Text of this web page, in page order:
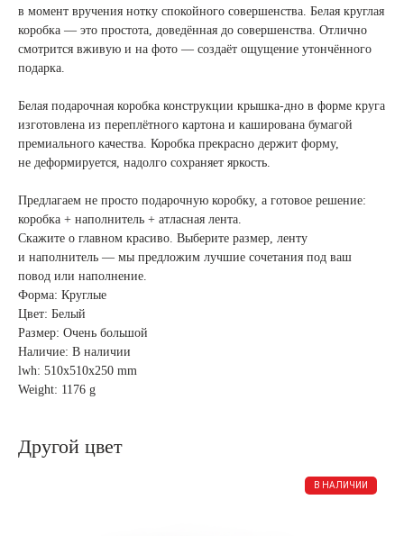
в момент вручения нотку спокойного совершенства. Белая круглая
коробка — это простота, доведённая до совершенства. Отлично
смотрится вживую и на фото — создаёт ощущение утончённого
подарка.
Белая подарочная коробка конструкции крышка-дно в форме круга
изготовлена из переплётного картона и каширована бумагой
премиального качества. Коробка прекрасно держит форму,
не деформируется, надолго сохраняет яркость.
Предлагаем не просто подарочную коробку, а готовое решение:
коробка + наполнитель + атласная лента.
Скажите о главном красиво. Выберите размер, ленту
и наполнитель — мы предложим лучшие сочетания под ваш
повод или наполнение.
Форма: Круглые
Цвет: Белый
Размер: Очень большой
Наличие: В наличии
lwh: 510x510x250 mm
Weight: 1176 g
Другой цвет
В НАЛИЧИИ